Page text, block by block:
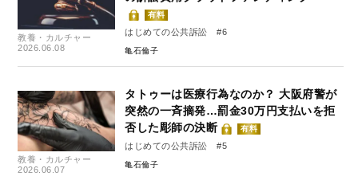
教養・カルチャー
2026.06.08
有料
はじめての公共訴訟 #6
亀石倫子
教養・カルチャー
2026.06.07
タトゥーは医療行為なのか？ 大阪府警が
突然の一斉摘発…罰金30万円支払いを拒
否した彫師の決断
有料
はじめての公共訴訟 #5
亀石倫子